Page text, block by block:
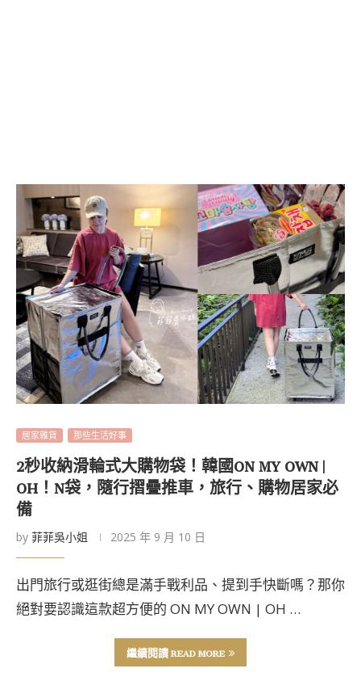
居家雜貨 那些生活好事
2秒收納滑輪式大購物袋！韓國ON MY OWN |
OH！N袋，隨行摺疊推車，旅行、購物居家必
備
by 菲菲吳小姐 2025 年 9 月 10 日
出門旅行或逛街總是滿手戰利品、提到手快斷嗎？那你
絕對要認識這款超方便的 ON MY OWN | OH …
繼續閱讀 READ MORE